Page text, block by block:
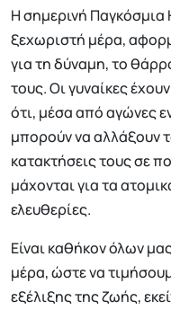
Η σημερινή Παγκόσμια
ξεχωριστή μέρα,
για τη δύναμη, το
τους. Οι γυναίκες
ότι, μέσα από αγώνες
μπορούν να αλλάξουν
κατακτήσεις τους σε
μάχονται για τα
ελευθερίες.
Είναι καθήκον όλων
μέρα, ώστε να
εξέλιξης της ζωής,